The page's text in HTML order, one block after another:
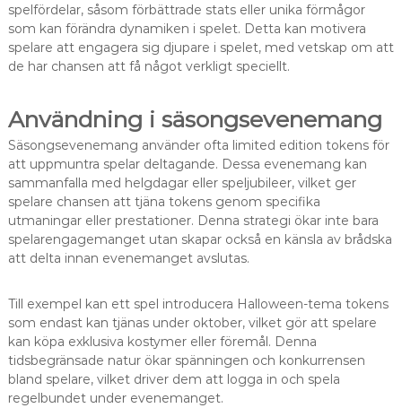
spelfördelar, såsom förbättrade stats eller unika förmågor
som kan förändra dynamiken i spelet. Detta kan motivera
spelare att engagera sig djupare i spelet, med vetskap om att
de har chansen att få något verkligt speciellt.
Användning i säsongsevenemang
Säsongsevenemang använder ofta limited edition tokens för
att uppmuntra spelar deltagande. Dessa evenemang kan
sammanfalla med helgdagar eller speljubileer, vilket ger
spelare chansen att tjäna tokens genom specifika
utmaningar eller prestationer. Denna strategi ökar inte bara
spelarengagemanget utan skapar också en känsla av brådska
att delta innan evenemanget avslutas.
Till exempel kan ett spel introducera Halloween-tema tokens
som endast kan tjänas under oktober, vilket gör att spelare
kan köpa exklusiva kostymer eller föremål. Denna
tidsbegränsade natur ökar spänningen och konkurrensen
bland spelare, vilket driver dem att logga in och spela
regelbundet under evenemanget.